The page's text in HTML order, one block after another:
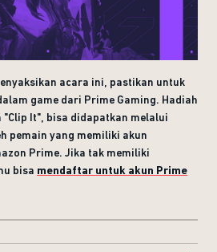
acara ini, pastikan untuk
game dari Prime Gaming. Hadiah
It", bisa didapatkan melalui
pemain yang memiliki akun
Prime. Jika tak memiliki
bisa mendaftar untuk akun Prime